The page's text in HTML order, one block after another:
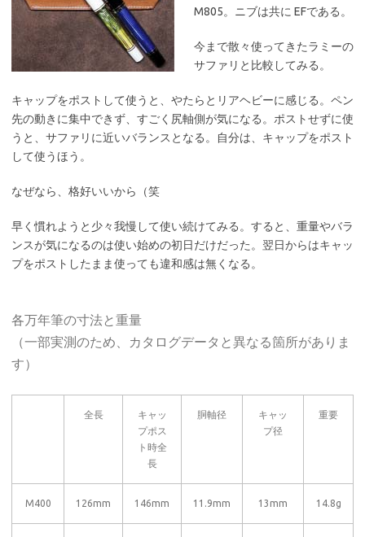
M805。ニブは共に EFである。
今まで散々使ってきたラミーの
サファリと比較してみる。
キャップをポストして使うと、やたらとリアヘビーに感じる。ペン
先の動きに集中できず、すごく尻軸側が気になる。ポストせずに使
うと、サファリに近いバランスとなる。自分は、キャップをポスト
して使うほう。
なぜなら、格好いいから（笑
早く慣れようと少々我慢して使い続けてみる。すると、重量やバラ
ンスが気になるのは使い始めの初日だけだった。翌日からはキャッ
プをポストしたまま使っても違和感は無くなる。
各万年筆の寸法と重量
（一部実測のため、カタログデータと異なる箇所がありま
す）
全長
キャッ
プポス
ト時全
長
胴軸径
キャッ
プ径
重要
M400 126mm 146mm 11.9mm 13mm 14.8g